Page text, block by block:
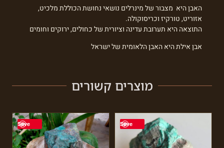
האבן היא מצבור של מינרלים נושאי נחושת הכוללת מלכיט,
אזוריט, טורקיז וכריסוקולה.
התוצאה היא תערובת עדינה וציורית של כחולים, ירוקים וחומים
אבן אילת היא האבן הלאומית של ישראל
מוצרים קשורים
Save
Save